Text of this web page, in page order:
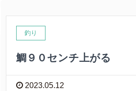
釣り
鯛９０センチ上がる
2023.05.12